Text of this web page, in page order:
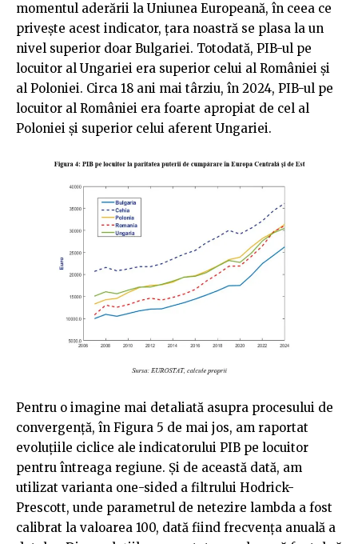
momentul aderării la Uniunea Europeană, în ceea ce
privește acest indicator, țara noastră se plasa la un
nivel superior doar Bulgariei. Totodată, PIB-ul pe
locuitor al Ungariei era superior celui al României și
al Poloniei. Circa 18 ani mai târziu, în 2024, PIB-ul pe
locuitor al României era foarte apropiat de cel al
Poloniei și superior celui aferent Ungariei.
Pentru o imagine mai detaliată asupra procesului de
convergență, în Figura 5 de mai jos, am raportat
evoluțiile ciclice ale indicatorului PIB pe locuitor
pentru întreaga regiune. Și de această dată, am
utilizat varianta one-sided a filtrului Hodrick-
Prescott, unde parametrul de netezire lambda a fost
calibrat la valoarea 100, dată fiind frecvența anuală a